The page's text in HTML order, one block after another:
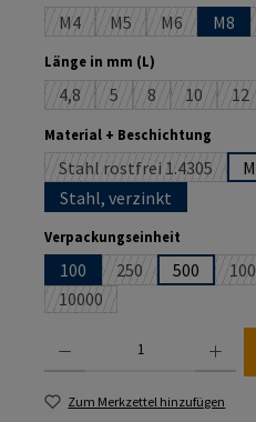
M4(Diese Option ist zurzeit
M5(Diese Option ist
M6(DieseM8
Länge in mm (L)
4,8(Diese Option ist zurzeit
5(Diese Option ist
8(Diese Option
10(Diese12
Material + Beschichtung
Stahl rostfrei 1.4305
(Diese Option ist
Stahl, verzinkt
Verpackungseinheit
100 250(Diese Option ist
500
10000(Diese Option ist zurzeit
Zum Merkzettel hinzufügen